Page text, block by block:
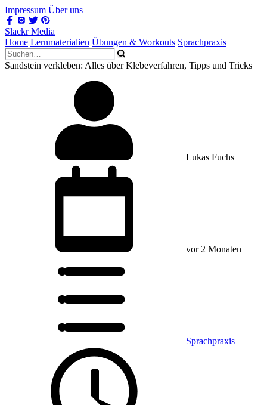
Impressum Über uns
Slackr Media
Home Lernmaterialien Übungen & Workouts Sprachpraxis
Sandstein verkleben: Alles über Klebeverfahren, Tipps und Tricks
Lukas Fuchs
vor 2 Monaten
Sprachpraxis